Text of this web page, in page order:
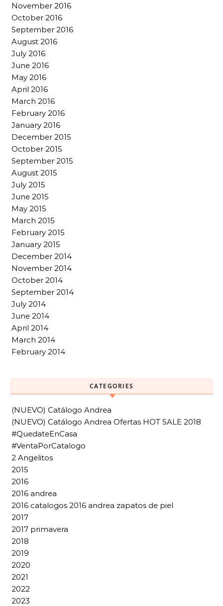
November 2016
October 2016
September 2016
August 2016
July 2016
June 2016
May 2016
April 2016
March 2016
February 2016
January 2016
December 2015
October 2015
September 2015
August 2015
July 2015
June 2015
May 2015
March 2015
February 2015
January 2015
December 2014
November 2014
October 2014
September 2014
July 2014
June 2014
April 2014
March 2014
February 2014
CATEGORIES
(NUEVO) Catálogo Andrea
(NUEVO) Catálogo Andrea Ofertas HOT SALE 2018
#QuedateEnCasa
#VentaPorCatalogo
2 Angelitos
2015
2016
2016 andrea
2016 catalogos 2016 andrea zapatos de piel
2017
2017 primavera
2018
2019
2020
2021
2022
2023